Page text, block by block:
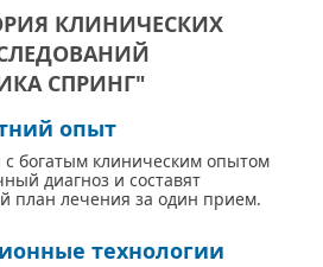
КЛИНИЧЕСКИХ
СПРИНГ"
опыт
богатым клиническим опытом
диагноз и составят
план лечения за один прием.
технологии